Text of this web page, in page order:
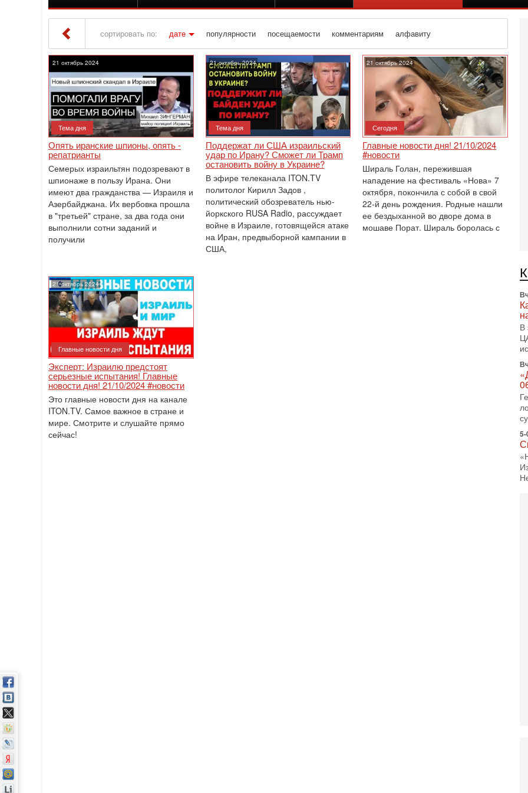
сортировать по: дате популярности посещаемости комментариям алфавиту
» Материалы за 21.10.2024
21 октябрь 2024
Тема дня
Опять иранские шпионы, опять -
репатрианты
Семерых израильтян подозревают в
шпионаже в пользу Ирана. Они
имеют два гражданства — Израиля и
Азербайджана. Их вербовка прошла
в "третьей" стране, за два года они
выполнили сотни заданий и
получили
21 октябрь 2024
Тема дня
Поддержат ли США израильский
удар по Ирану? Сможет ли Трамп
остановить войну в Украине?
В эфире телеканала ITON.TV
политолог Кирилл Задов ,
политический обозреватель нью-
йоркского RUSA Radio, рассуждает
войне в Израиле, готовящейся атаке
на Иран, предвыборной кампании в
США,
21 октябрь 2024
Сегодня
Главные новости дня! 21/10/2024
#новости
Шираль Голан, пережившая
нападение на фестиваль «Нова» 7
октября, покончила с собой в свой
22-й день рождения. Родные нашли
ее бездыханной во дворе дома в
мошаве Порат. Шираль боролась с
21 октябрь 2024
Главные новости дня
Эксперт: Израилю предстоят
серьезные испытания! Главные
новости дня! 21/10/2024 #новости
Это главные новости дня на канале
ITON.TV. Самое важное в стране и
мире. Смотрите и слушайте прямо
сейчас!
В
5-